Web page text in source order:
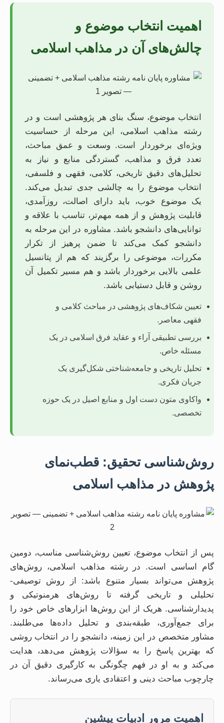
اهمیت انتخاب موضوع و
چالش‌های آن در مذاهب اسلامی
انتخاب موضوع، سنگ بنای هر پژوهشی است و در
رشته مذاهب اسلامی، این مرحله از حساسیت
ویژه‌ای برخوردار است. وسعت و عمق مباحث،
تعدد فرق و مذاهب، گستردگی منابع و نیاز به
تحلیل‌های دقیق تاریخی، کلامی، فقهی و فلسفی،
انتخاب موضوع را به چالشی جدی تبدیل می‌کند.
یک موضوع خوب، باید دارای اصالت، روزآمدی،
قابلیت پژوهش و از همه مهم‌تر، تناسب با علاقه و
توانایی‌های دانشجو باشد. مشاوره در این مرحله به
دانشجو کمک می‌کند تا ضمن پرهیز از تکرار
مکررات، موضوعی را برگزیند که هم از پتانسیل
علمی بالایی برخوردار باشد و هم مسیر تکمیل آن
روشن و قابل دستیابی باشد.
تعیین شکاف‌های پژوهشی در مباحث کلامی و
فقهی معاصر.
بررسی تطبیقی آراء و عقاید فرق اسلامی در یک
مسئله خاص.
تحلیل تاریخی و جامعه‌شناختی شکل‌گیری یک
جریان فکری.
واکاوی متون دست اول و منابع اصیل در یک حوزه
تخصصی.
روش‌شناسی تحقیق: قطب‌نمای
پژوهش در مذاهب اسلامی
پس از انتخاب موضوع، تعیین روش‌شناسی مناسب، دومین
گام اساسی است. در رشته مذاهب اسلامی، روش‌های
پژوهش می‌تواند بسیار متنوع باشد: از روش توصیفی-
تحلیلی و تاریخی گرفته تا روش‌های هرمنوتیکی و
پدیدارشناسی. هریک از این روش‌ها ابزارهای خاص خود را
برای جمع‌آوری، طبقه‌بندی و تحلیل داده‌ها می‌طلبند.
مشاور متخصص در این زمینه، دانشجو را در انتخاب روشی
که بهترین پاسخ را به سؤالات پژوهش می‌دهد، هدایت
می‌کند و به او در فهم چگونگی به کارگیری دقیق آن در
چارچوب مباحث دینی و اعتقادی یاری می‌رساند.
اهمیت مرور ادبیات پیشین